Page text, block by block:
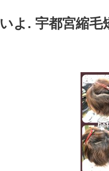
よ. 宇都宮縮毛